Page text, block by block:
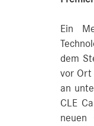
Ein
dem
vor Ort
an
CLE
neuen